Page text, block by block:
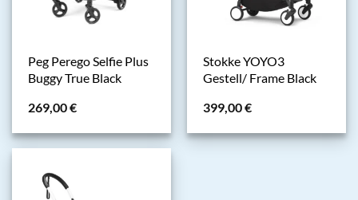
Peg Perego Selfie Plus
Buggy True Black
269,00€
Stokke YOYO3
Gestell/ Frame Black
399,00€